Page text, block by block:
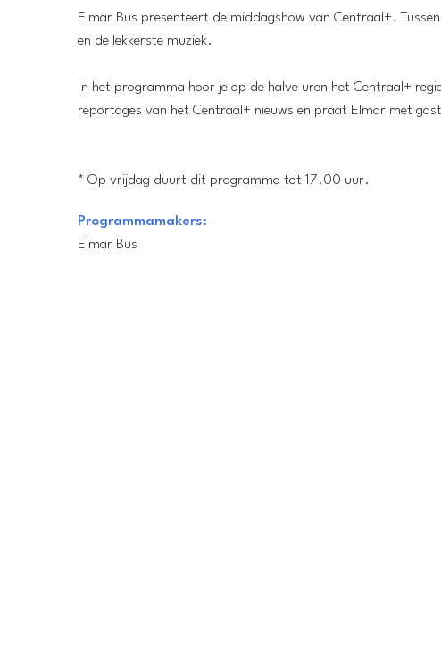
Elmar Bus presenteert de middagshow van Centraal+.
en de lekkerste muziek.
In het programma hoor je op de halve uren het Centraal+
reportages van het Centraal+ nieuws en praat Elmar met
* Op vrijdag duurt dit programma tot 17.00 uur.
Programmamakers:
Elmar Bus